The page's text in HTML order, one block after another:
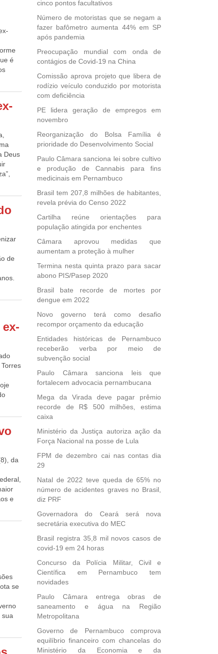
Se
o
ex-
que
dos
lei, é
é
no
e
Deus
de
10
se
da
e
e
em
ex-
ser
do
de
se
sua
cinco pontos facultativos
Número de motoristas que se negam a
fazer bafômetro aumenta 44% em SP
após pandemia
Preocupação mundial com onda de
contágios de Covid-19 na China
Comissão aprova projeto que libera de
rodízio veículo conduzido por motorista
com deficiência
PE lidera geração de empregos em
novembro
Reorganização do Bolsa Família é
prioridade do Desenvolvimento Social
Paulo Câmara sanciona lei sobre cultivo
e produção de Cannabis para fins
medicinais em Pernambuco
Brasil tem 207,8 milhões de habitantes,
revela prévia do Censo 2022
Cartilha reúne orientações para
população atingida por enchentes
Câmara aprovou medidas que
aumentam a proteção à mulher
Termina nesta quinta prazo para sacar
abono PIS/Pasep 2020
Brasil bate recorde de mortes por
dengue em 2022
Novo governo terá como desafio
recompor orçamento da educação
Entidades históricas de Pernambuco
receberão verba por meio de
subvenção social
Paulo Câmara sanciona leis que
fortalecem advocacia pernambucana
Mega da Virada deve pagar prêmio
recorde de R$ 500 milhões, estima
caixa
Ministério da Justiça autoriza ação da
Força Nacional na posse de Lula
FPM de dezembro cai nas contas dia
29
Natal de 2022 teve queda de 65% no
número de acidentes graves no Brasil,
diz PRF
Governadora do Ceará será nova
secretária executiva do MEC
Brasil registra 35,8 mil novos casos de
covid-19 em 24 horas
Concurso da Polícia Militar, Civil e
Científica em Pernambuco tem
novidades
Paulo Câmara entrega obras de
saneamento e água na Região
Metropolitana
Governo de Pernambuco comprova
equilíbrio financeiro com chancelas do
Ministério da Economia e da